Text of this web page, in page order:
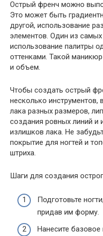
Острый френч можно
Это может быть
другой, использование
элементов. Один из
использование палитры
оттенками. Такой
и объем.
Чтобы создать острый
несколько инструментов,
лака разных размеров,
создания ровных линий и
излишков лака. Не
покрытие для ногтей и
штриха.
Шаги для создания
Подготовьте
придав им форму.
Нанесите